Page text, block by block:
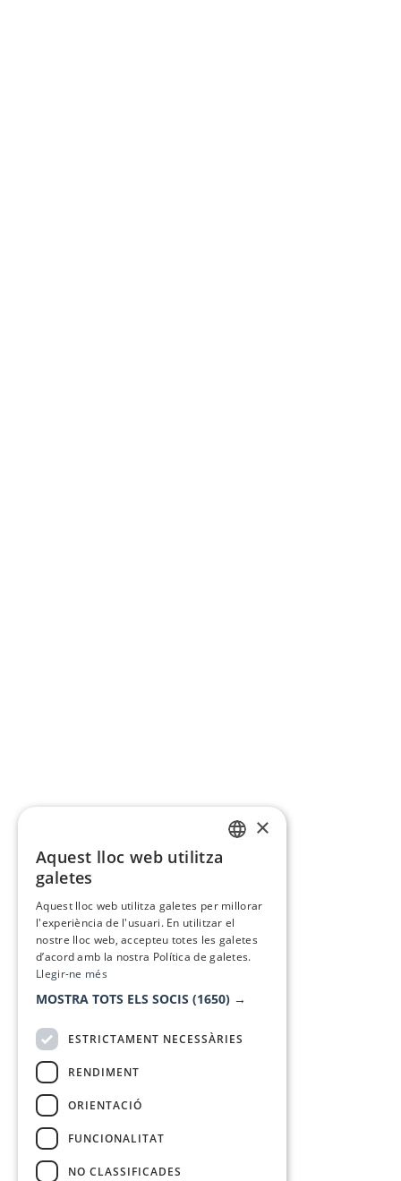
×
Aquest lloc web utilitza
galetes
Aquest lloc web utilitza galetes per millorar
l'experiència de l'usuari. En utilitzar el
nostre lloc web, accepteu totes les galetes
d’acord amb la nostra Política de galetes.
Llegir-ne més
MOSTRA TOTS ELS SOCIS (1650) →
ESTRICTAMENT NECESSÀRIES
RENDIMENT
ORIENTACIÓ
FUNCIONALITAT
NO CLASSIFICADES